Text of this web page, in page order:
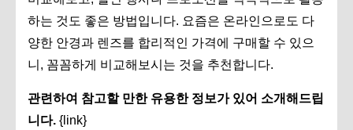
하는 것도 좋은 방법입니다. 요즘은 온라인으로도 다
양한 안경과 렌즈를 합리적인 가격에 구매할 수 있으
니, 꼼꼼하게 비교해보시는 것을 추천합니다.
관련하여 참고할 만한 유용한 정보가 있어 소개해드립
니다. {link}